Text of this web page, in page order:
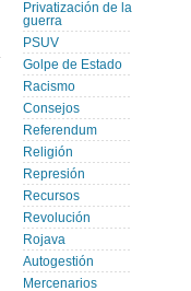
Privatización de la
guerra
PSUV
Golpe de Estado
Racismo
Consejos
Referendum
Religión
Represión
Recursos
Revolución
Rojava
Autogestión
Mercenarios